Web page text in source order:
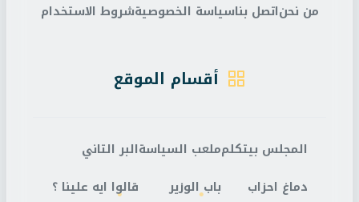
من نحناتصل بناسياسة الخصوصيةشروط الاستخدام
أقسام الموقع
المجلس بيتكلم
دماغ احزاب
ملعب السياسة
باب الوزير
البر التاني
قالوا ايه علينا ؟